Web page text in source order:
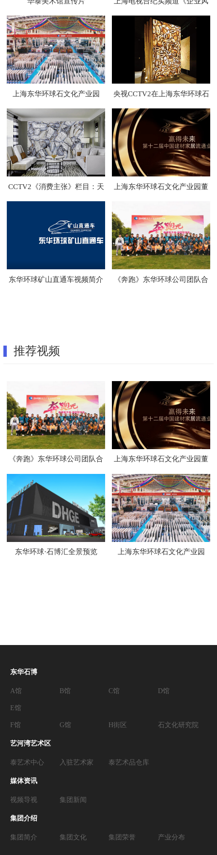
化产业园
上海东华环球石文化产业园
央视CCTV2在上海东华环球石
CCTV2《消费主张》栏目：天
上海东华环球石文化产业园董
东华环球矿山直通车视频简介
《奔跑》东华环球公司团队合
推荐视频
《奔跑》东华环球公司团队合
上海东华环球石文化产业园董
东华环球·石博汇全景预览 上海东华环球石文化产业园
东华石博
A馆 B馆 C馆 D馆
E馆
F馆 G馆 H街区 石文化研究院
艺河湾艺术区
泰艺术中心 入驻艺术家 泰艺术品仓库
媒体资讯
视频导视 集团新闻
集团介绍
集团简介 集团文化 集团荣誉 产业分布